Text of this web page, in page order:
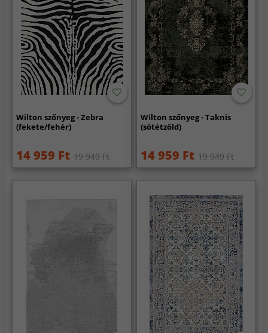
Wilton szőnyeg - Zebra
(fekete/fehér)
14 959 Ft 19 949 Ft
Wilton szőnyeg - Taknis
(sötétzöld)
14 959 Ft 19 949 Ft